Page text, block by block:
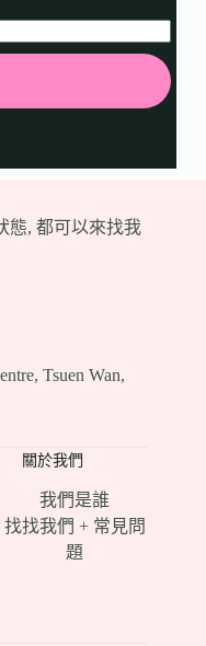
態, 都可以來找我
Tsuen Wan,
關於我們
我們是誰
找找我們 + 常見問
題